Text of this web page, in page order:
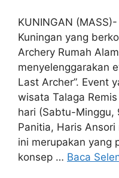
KUNINGAN
Kuningan yang
Archery Rumah
menyelenggarakan
Last Archer”. Event
wisata Talaga
hari (Sabtu-Minggu,
Panitia, Haris
ini merupakan yang
konsep … Baca